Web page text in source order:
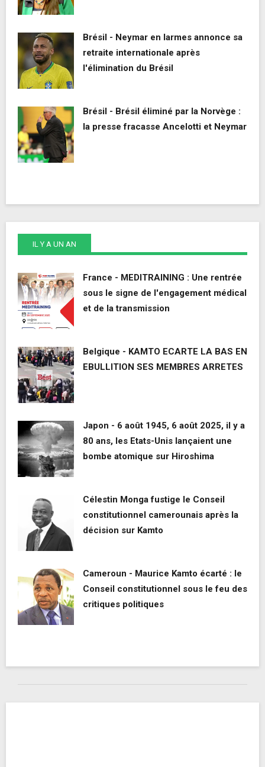
Brésil - Neymar en larmes annonce sa
retraite internationale après
l'élimination du Brésil
Brésil - Brésil éliminé par la Norvège :
la presse fracasse Ancelotti et Neymar
IL Y A UN AN
France - MEDITRAINING : Une rentrée
sous le signe de l'engagement médical
et de la transmission
Belgique - KAMTO ECARTE LA BAS EN
EBULLITION SES MEMBRES ARRETES
Japon - 6 août 1945, 6 août 2025, il y a
80 ans, les Etats-Unis lançaient une
bombe atomique sur Hiroshima
Célestin Monga fustige le Conseil
constitutionnel camerounais après la
décision sur Kamto
Cameroun - Maurice Kamto écarté : le
Conseil constitutionnel sous le feu des
critiques politiques